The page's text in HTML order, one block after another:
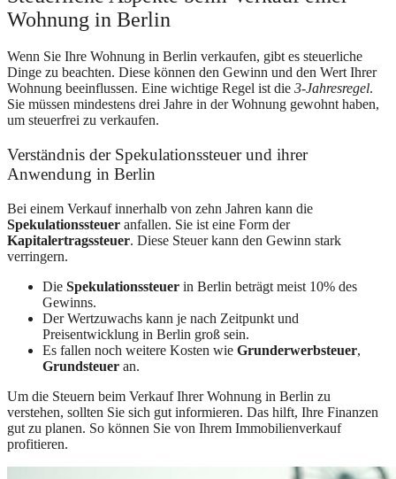
Wohnung in Berlin
Wenn Sie Ihre Wohnung in Berlin verkaufen, gibt es steuerliche
Dinge zu beachten. Diese können den Gewinn und den Wert Ihrer
Wohnung beeinflussen. Eine wichtige Regel ist die 3-Jahresregel.
Sie müssen mindestens drei Jahre in der Wohnung gewohnt haben,
um steuerfrei zu verkaufen.
Verständnis der Spekulationssteuer und ihrer
Anwendung in Berlin
Bei einem Verkauf innerhalb von zehn Jahren kann die
Spekulationssteuer anfallen. Sie ist eine Form der
Kapitalertragssteuer. Diese Steuer kann den Gewinn stark
verringern.
Die Spekulationssteuer in Berlin beträgt meist 10% des
Gewinns.
Der Wertzuwachs kann je nach Zeitpunkt und
Preisentwicklung in Berlin groß sein.
Es fallen noch weitere Kosten wie Grunderwerbsteuer,
Grundsteuer an.
Um die Steuern beim Verkauf Ihrer Wohnung in Berlin zu
verstehen, sollten Sie sich gut informieren. Das hilft, Ihre Finanzen
gut zu planen. So können Sie von Ihrem Immobilienverkauf
profitieren.